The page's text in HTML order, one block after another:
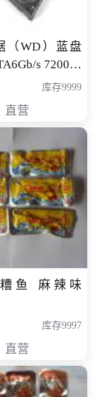
（WD）蓝盘
s 7200转
式机硬盘
库存9999
直营
鱼 麻辣味
库存9997
直营